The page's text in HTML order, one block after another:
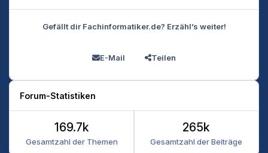
Gefällt dir Fachinformatiker.de? Erzähl’s weiter!
E-Mail Teilen
Forum-Statistiken
Gesamtzahl der Themen
169.7k
Gesamtzahl der Beiträge
265k